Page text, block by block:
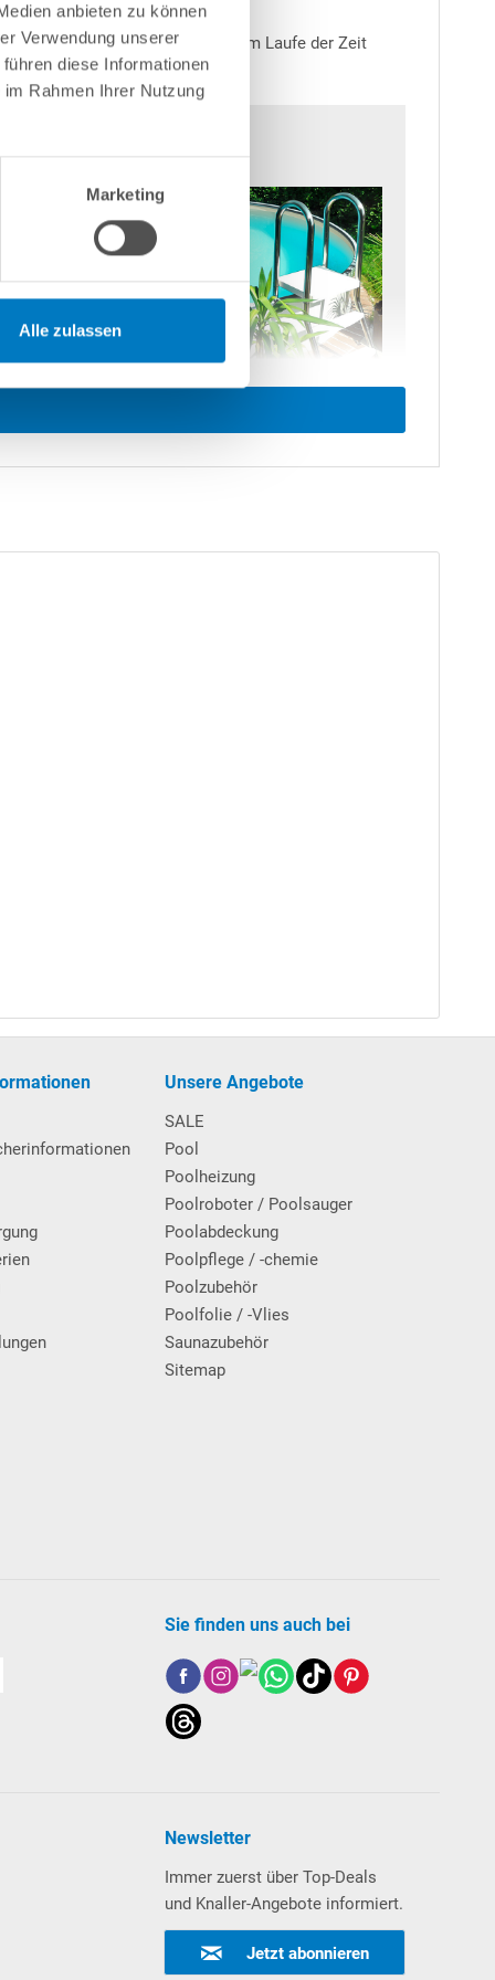
anbieten zu können
Verwendung unserer
diese Informationen
Rahmen Ihrer Nutzung
Marketing
Alle zulassen
ist abzuraten, da dies sich im Laufe der Zeit
Unsere Angebote
SALE
Pool
Poolheizung
Poolroboter / Poolsauger
Poolabdeckung
Poolpflege / -chemie
Poolzubehör
Poolfolie / -Vlies
Saunazubehör
Sitemap
Sie finden uns auch bei
Newsletter
Immer zuerst über Top-Deals
und Knaller-Angebote informiert.
Jetzt abonnieren